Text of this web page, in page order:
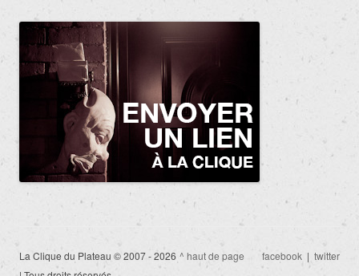
La Clique du Plateau © 2007 - 2026 ^ haut de page facebook | twitter